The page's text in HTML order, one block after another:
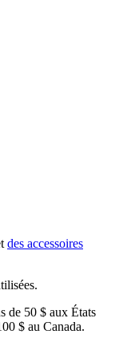
des accessoires
de 50 $ aux États
$ au Canada.